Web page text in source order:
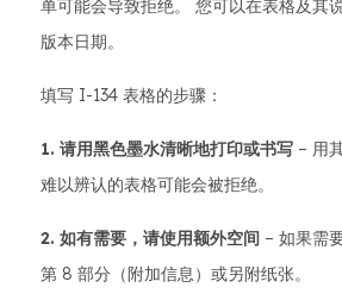
单可能会导致拒绝。 您可以在表格及其
版本日期。
填写 I-134 表格的步骤：
1. 请用黑色墨水清晰地打印或书写 – 用
难以辨认的表格可能会被拒绝。
2. 如有需要，请使用额外空间 – 如果需
第 8 部分（附加信息）或另附纸张。